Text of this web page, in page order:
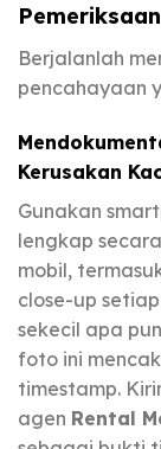
Berjalanlah
pencahayaan
Kerusakan
Gunakan
lengkap
mobil,
close-up
sekecil apa
foto ini
timestamp.
agen Rental